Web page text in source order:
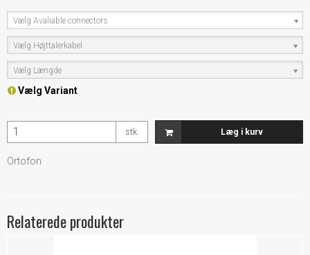
Vælg Avaliable connectors
Vælg Højttalerkabel
Vælg Længde
Vælg Variant
stk. Læg i kurv
Ortofon
Relaterede produkter